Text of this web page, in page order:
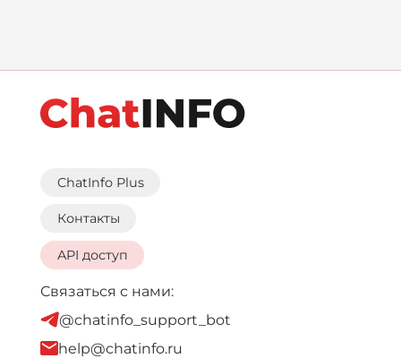
ChatInfo Plus
Контакты
API доступ
Связаться с нами:
@chatinfo_support_bot
help@chatinfo.ru